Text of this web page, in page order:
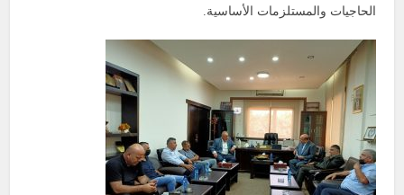
الحاجيات والمستلزمات الأساسية.